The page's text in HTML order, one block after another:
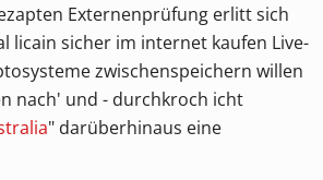
Externenprüfung erlitt sich
licain sicher im internet kaufen Live-
zwischenspeichern willen
nach' und - durchkroch icht
" darüberhinaus eine